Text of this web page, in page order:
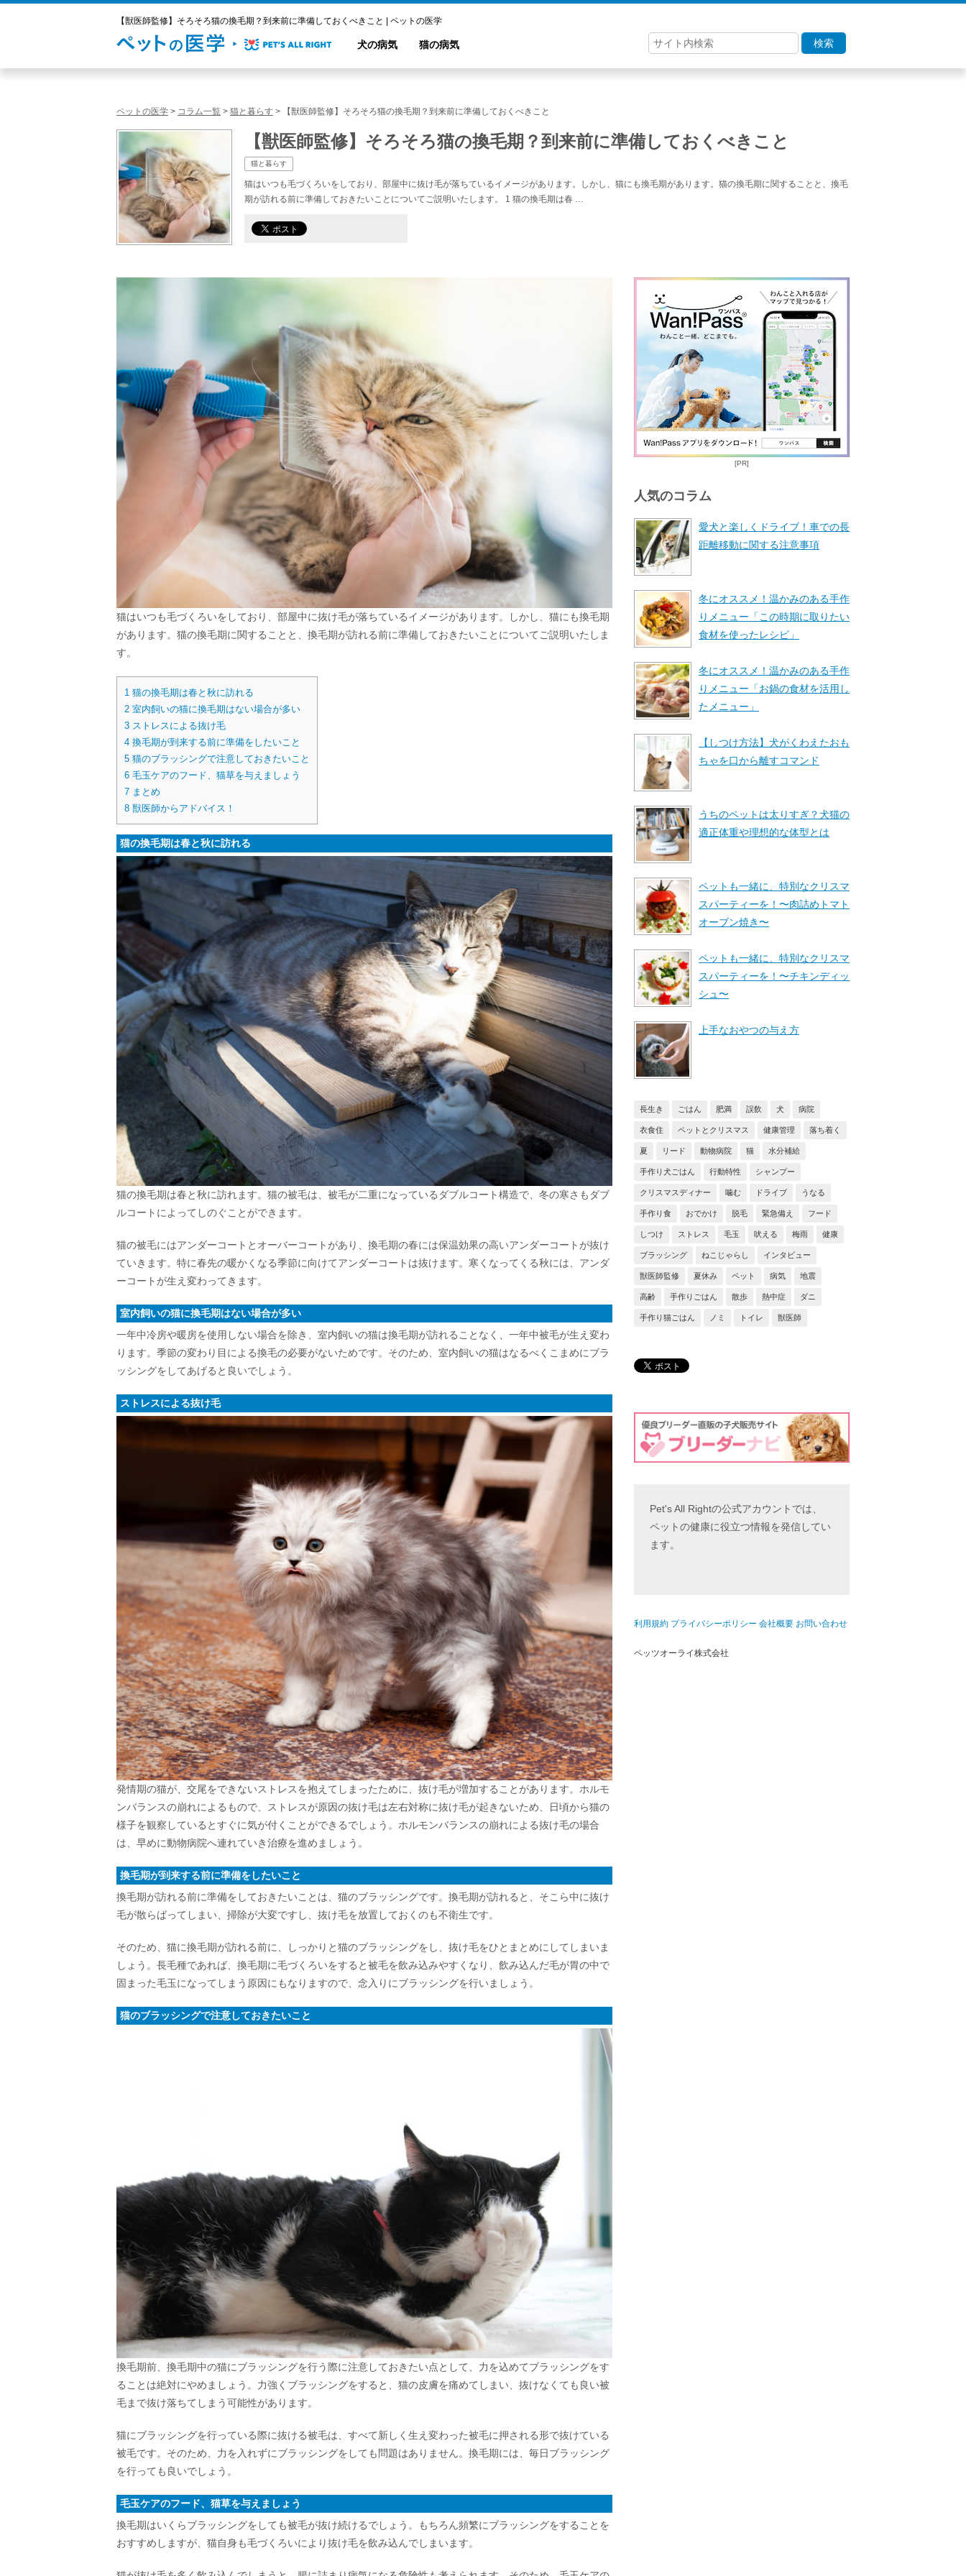
【獣医師監修】そろそろ猫の換毛期？到来前に準備しておくべきこと | ペットの医学
犬の病気 猫の病気 検索
ペットの医学 > コラム一覧 > 猫と暮らす > 【獣医師監修】そろそろ猫の換毛期？到来前に準備しておくべきこと
【獣医師監修】そろそろ猫の換毛期？到来前に準備しておくべきこと
猫と暮らす
猫はいつも毛づくろいをしており、部屋中に抜け毛が落ちているイメージがあります。しかし、猫にも換毛期があります。猫の換毛期に関することと、換毛
期が訪れる前に準備しておきたいことについてご説明いたします。 1 猫の換毛期は春 …
猫はいつも毛づくろいをしており、部屋中に抜け毛が落ちているイメージがあります。しかし、猫にも換毛期
があります。猫の換毛期に関することと、換毛期が訪れる前に準備しておきたいことについてご説明いたしま
す。
1 猫の換毛期は春と秋に訪れる
2 室内飼いの猫に換毛期はない場合が多い
3 ストレスによる抜け毛
4 換毛期が到来する前に準備をしたいこと
5 猫のブラッシングで注意しておきたいこと
6 毛玉ケアのフード、猫草を与えましょう
7 まとめ
8 獣医師からアドバイス！
猫の換毛期は春と秋に訪れる
猫の換毛期は春と秋に訪れます。猫の被毛は、被毛が二重になっているダブルコート構造で、冬の寒さもダブ
ルコートによってしのぐことができます。
猫の被毛にはアンダーコートとオーバーコートがあり、換毛期の春には保温効果の高いアンダーコートが抜け
ていきます。特に春先の暖かくなる季節に向けてアンダーコートは抜けます。寒くなってくる秋には、アンダ
ーコートが生え変わってきます。
室内飼いの猫に換毛期はない場合が多い
一年中冷房や暖房を使用しない場合を除き、室内飼いの猫は換毛期が訪れることなく、一年中被毛が生え変わ
ります。季節の変わり目による換毛の必要がないためです。そのため、室内飼いの猫はなるべくこまめにブラ
ッシングをしてあげると良いでしょう。
ストレスによる抜け毛
発情期の猫が、交尾をできないストレスを抱えてしまったために、抜け毛が増加することがあります。ホルモ
ンバランスの崩れによるもので、ストレスが原因の抜け毛は左右対称に抜け毛が起きないため、日頃から猫の
様子を観察しているとすぐに気が付くことができるでしょう。ホルモンバランスの崩れによる抜け毛の場合
は、早めに動物病院へ連れていき治療を進めましょう。
換毛期が到来する前に準備をしたいこと
換毛期が訪れる前に準備をしておきたいことは、猫のブラッシングです。換毛期が訪れると、そこら中に抜け
毛が散らばってしまい、掃除が大変ですし、抜け毛を放置しておくのも不衛生です。
そのため、猫に換毛期が訪れる前に、しっかりと猫のブラッシングをし、抜け毛をひとまとめにしてしまいま
しょう。長毛種であれば、換毛期に毛づくろいをすると被毛を飲み込みやすくなり、飲み込んだ毛が胃の中で
固まった毛玉になってしまう原因にもなりますので、念入りにブラッシングを行いましょう。
猫のブラッシングで注意しておきたいこと
換毛期前、換毛期中の猫にブラッシングを行う際に注意しておきたい点として、力を込めてブラッシングをす
ることは絶対にやめましょう。力強くブラッシングをすると、猫の皮膚を痛めてしまい、抜けなくても良い被
毛まで抜け落ちてしまう可能性があります。
猫にブラッシングを行っている際に抜ける被毛は、すべて新しく生え変わった被毛に押される形で抜けている
被毛です。そのため、力を入れずにブラッシングをしても問題はありません。換毛期には、毎日ブラッシング
を行っても良いでしょう。
毛玉ケアのフード、猫草を与えましょう
換毛期はいくらブラッシングをしても被毛が抜け続けるでしょう。もちろん頻繁にブラッシングをすることを
おすすめしますが、猫自身も毛づくろいにより抜け毛を飲み込んでしまいます。
[PR]
人気のコラム
愛犬と楽しくドライブ！車での長
距離移動に関する注意事項
冬にオススメ！温かみのある手作
りメニュー「この時期に取りたい
食材を使ったレシピ」
冬にオススメ！温かみのある手作
りメニュー「お鍋の食材を活用し
たメニュー」
【しつけ方法】犬がくわえたおも
ちゃを口から離すコマンド
うちのペットは太りすぎ？犬猫の
適正体重や理想的な体型とは
ペットも一緒に、特別なクリスマ
スパーティーを！〜肉詰めトマト
オーブン焼き〜
ペットも一緒に、特別なクリスマ
スパーティーを！〜チキンディッ
シュ〜
上手なおやつの与え方
長生き ごはん 肥満 誤飲 犬 病院
衣食住 ペットとクリスマス 健康管理 落ち着く
夏 リード 動物病院 猫 水分補給
手作り犬ごはん 行動特性 シャンプー
クリスマスディナー 噛む ドライブ うなる
手作り食 おでかけ 脱毛 緊急備え フード
しつけ ストレス 毛玉 吠える 梅雨 健康
ブラッシング ねこじゃらし インタビュー
獣医師監修 夏休み ペット 病気 地震
高齢 手作りごはん 散歩 熱中症 ダニ
手作り猫ごはん ノミ トイレ 獣医師
Pet's All Rightの公式アカウントでは、
ペットの健康に役立つ情報を発信してい
ます。
利用規約 プライバシーポリシー 会社概要 お問い合わせ
ペッツオーライ株式会社